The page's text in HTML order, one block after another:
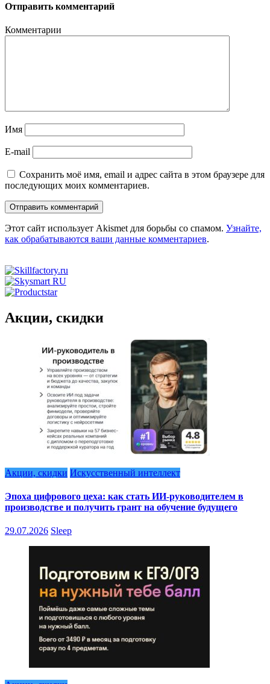
Отправить комментарий
Комментарии
Имя
E-mail
Сохранить моё имя, email и адрес сайта в этом браузере для
последующих моих комментариев.
Этот сайт использует Akismet для борьбы со спамом. Узнайте,
как обрабатываются ваши данные комментариев.
Акции, скидки
Акции, скидки Искусственный интеллект
Эпоха цифрового цеха: как стать ИИ-руководителем в
производстве и получить грант на обучение будущего
29.07.2026 Sleep